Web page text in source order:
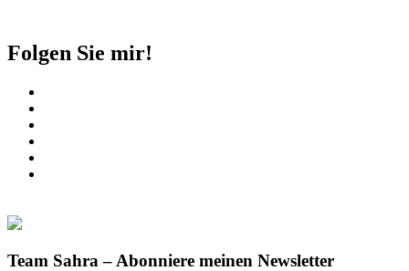
Folgen Sie mir!
Team Sahra – Abonniere meinen Newsletter